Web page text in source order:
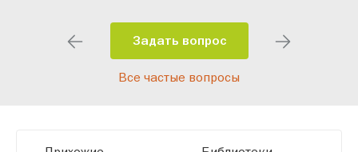
помещения и личные пожелания.
Благодаря современному
высокотехнологичному оборудованию
Задать вопрос
Все частые вопросы